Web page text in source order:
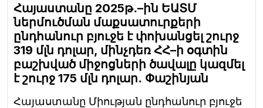
Հայաստանը 2025թ․–ին ԵԱՏՄ
ներմուծման մաքսատուրքերի
ընդհանուր բյուջե է փոխանցել շուրջ
319 մլն դոլար, մինչդեռ ՀՀ–ի օգտին
բաշխված միջոցների ծավալը կազմել
է շուրջ 175 մլն դոլար․ Փաշինյան
Հայաստանը Միության ընդհանուր բյուջե